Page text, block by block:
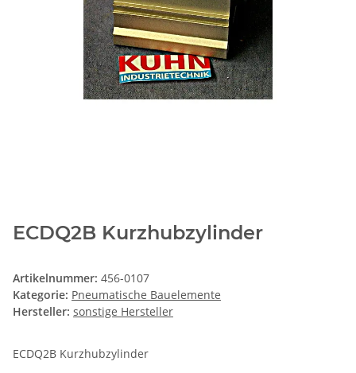
ECDQ2B Kurzhubzylinder
Artikelnummer: 456-0107
Kategorie: Pneumatische Bauelemente
Hersteller: sonstige Hersteller
ECDQ2B Kurzhubzylinder